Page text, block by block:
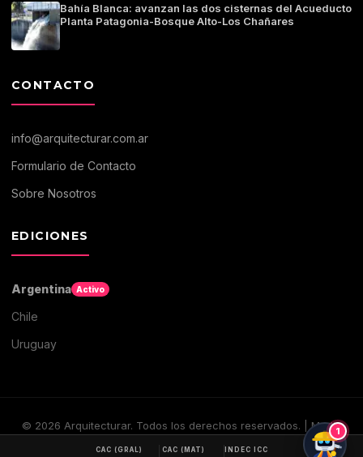
Bahía Blanca: avanzan las dos cisternas del Acueducto
Planta Patagonia-Bosque Alto-Los Chañares
CONTACTO
info@arquitecturar.com.ar
Formulario de Contacto
Sobre Nosotros
EDICIONES
Argentina Activo
Chile
Uruguay
© 2026 Arquitecturar. Todos los derechos reservados. | Medio
CAC (GRAL) CAC (MAT) INDEC ICC
1